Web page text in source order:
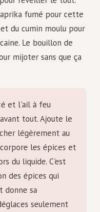
fumé pour cette
du cumin moulu pour
Le bouillon de
mijoter sans que ça
et l'ail à feu
tout. Ajoute le
légèrement au
les épices et
du liquide. C'est
des épices qui
donne sa
seulement